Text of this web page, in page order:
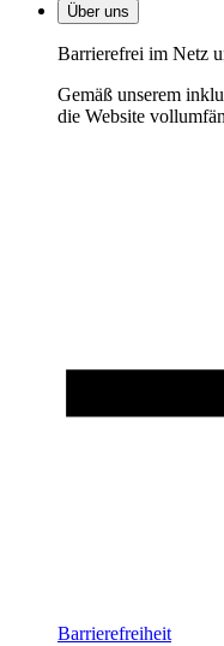
Über uns
Barrierefrei im Netz
Gemäß unserem
die Website
Barrierefreiheit